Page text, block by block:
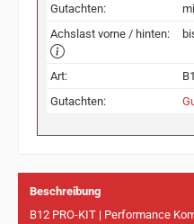
Gutachten:
Achslast vorne / hinten:
Art:
Gutachten:
Beschreibung
B12 PRO-KIT | Performance